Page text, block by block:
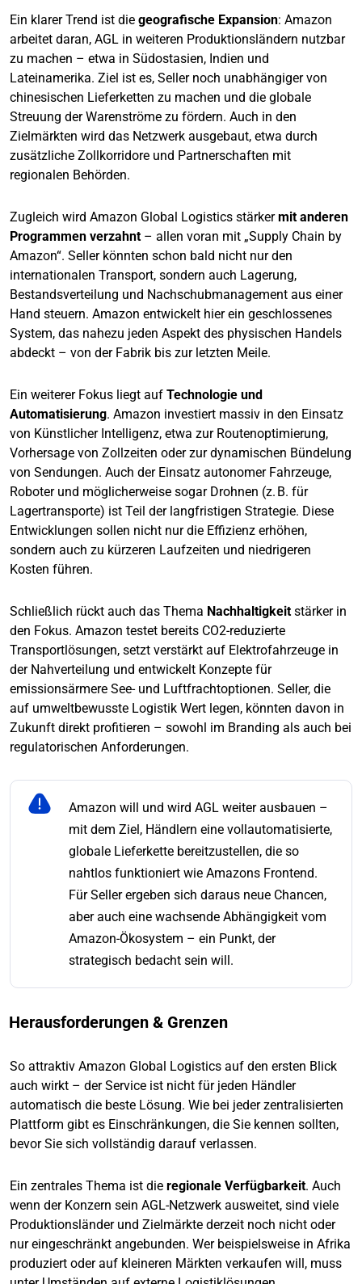
Ein klarer Trend ist die geografische Expansion: Amazon
arbeitet daran, AGL in weiteren Produktionsländern nutzbar
zu machen – etwa in Südostasien, Indien und
Lateinamerika. Ziel ist es, Seller noch unabhängiger von
chinesischen Lieferketten zu machen und die globale
Streuung der Warenströme zu fördern. Auch in den
Zielmärkten wird das Netzwerk ausgebaut, etwa durch
zusätzliche Zollkorridore und Partnerschaften mit
regionalen Behörden.
Zugleich wird Amazon Global Logistics stärkermit anderen
Programmen verzahnt– allen voran mit „Supply Chain by
Amazon“. Seller könnten schon bald nicht nur den
internationalen Transport, sondern auch Lagerung,
Bestandsverteilung und Nachschubmanagement aus einer
Hand steuern. Amazon entwickelt hier ein geschlossenes
System, das nahezu jeden Aspekt des physischen Handels
abdeckt – von der Fabrik bis zur letzten Meile.
Ein weiterer Fokus liegt auf Technologie und
Automatisierung. Amazon investiert massiv in den Einsatz
von Künstlicher Intelligenz, etwa zur Routenoptimierung,
Vorhersage von Zollzeiten oder zur dynamischen Bündelung
von Sendungen. Auch der Einsatz autonomer Fahrzeuge,
Roboter und möglicherweise sogar Drohnen (z. B. für
Lagertransporte) ist Teil der langfristigen Strategie. Diese
Entwicklungen sollen nicht nur die Effizienz erhöhen,
sondern auch zu kürzeren Laufzeiten und niedrigeren
Kosten führen.
Schließlich rückt auch das Thema Nachhaltigkeitstärker in
den Fokus. Amazon testet bereits CO2-reduzierte
Transportlösungen, setzt verstärkt auf Elektrofahrzeuge in
der Nahverteilung und entwickelt Konzepte für
emissionsärmere See- und Luftfrachtoptionen. Seller, die
auf umweltbewusste Logistik Wert legen, könnten davon in
Zukunft direkt profitieren – sowohl im Branding als auch bei
regulatorischen Anforderungen.
Amazon will und wird AGL weiter ausbauen –
mit dem Ziel, Händlern eine vollautomatisierte,
globale Lieferkette bereitzustellen, die so
nahtlos funktioniert wie Amazons Frontend.
Für Seller ergeben sich daraus neue Chancen,
aber auch eine wachsende Abhängigkeit vom
Amazon-Ökosystem – ein Punkt, der
strategisch bedacht sein will.
Herausforderungen & Grenzen
So attraktiv Amazon Global Logistics auf den ersten Blick
auch wirkt – der Service ist nicht für jeden Händler
automatisch die beste Lösung. Wie bei jeder zentralisierten
Plattform gibt es Einschränkungen, die Sie kennen sollten,
bevor Sie sich vollständig darauf verlassen.
Ein zentrales Thema ist die regionale Verfügbarkeit. Auch
wenn der Konzern sein AGL-Netzwerk ausweitet, sind viele
Produktionsländer und Zielmärkte derzeit noch nicht oder
nur eingeschränkt angebunden. Wer beispielsweise in Afrika
produziert oder auf kleineren Märkten verkaufen will, muss